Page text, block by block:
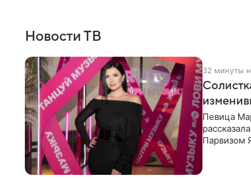
Новости ТВ
32 минуты
Певица
Парвизом